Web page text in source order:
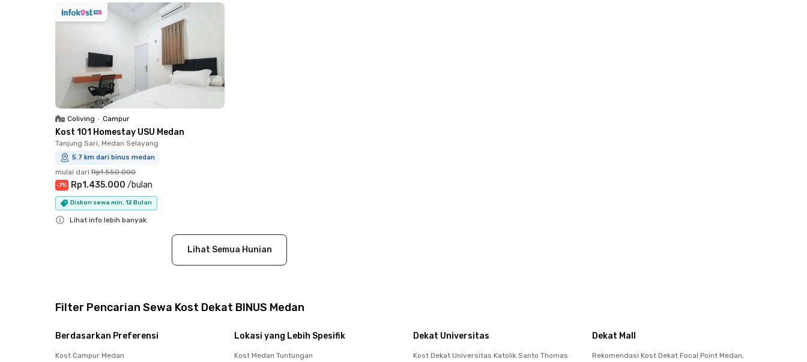
Coliving • Campur
Kost 101 Homestay USU Medan
Tanjung Sari, Medan Selayang
5.7 km dari binus medan
mulai dari Rp1.550.000
-7% Rp1.435.000 /bulan
Diskon sewa min. 12 Bulan
Lihat info lebih banyak
Lihat Semua Hunian
Filter Pencarian Sewa Kost Dekat BINUS Medan
Berdasarkan Preferensi
Kost Campur Medan
Lokasi yang Lebih Spesifik
Kost Medan Tuntungan
Dekat Universitas
Kost Dekat Universitas Katolik Santo Thomas
Dekat Mall
Rekomendasi Kost Dekat Focal Point Medan,